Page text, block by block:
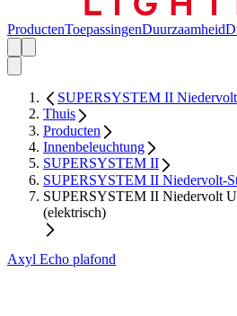
ProductenToepassingenDuurzaamheid
SUPERSYSTEM II
Thuis
Producten
Innenbeleuchtung
SUPERSYSTEM II
SUPERSYSTEM II Niedervolt-
SUPERSYSTEM II Niedervolt
(elektrisch)
Axyl Echo plafond